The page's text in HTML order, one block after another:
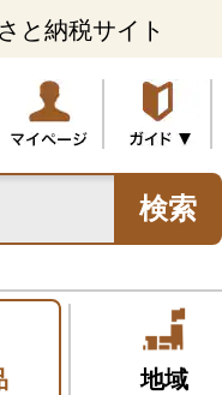
と納税サイト
検索
地域